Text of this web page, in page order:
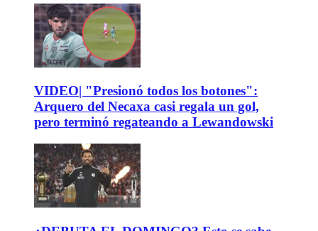
VIDEO| "Presionó todos los botones":
Arquero del Necaxa casi regala un gol,
pero terminó regateando a Lewandowski